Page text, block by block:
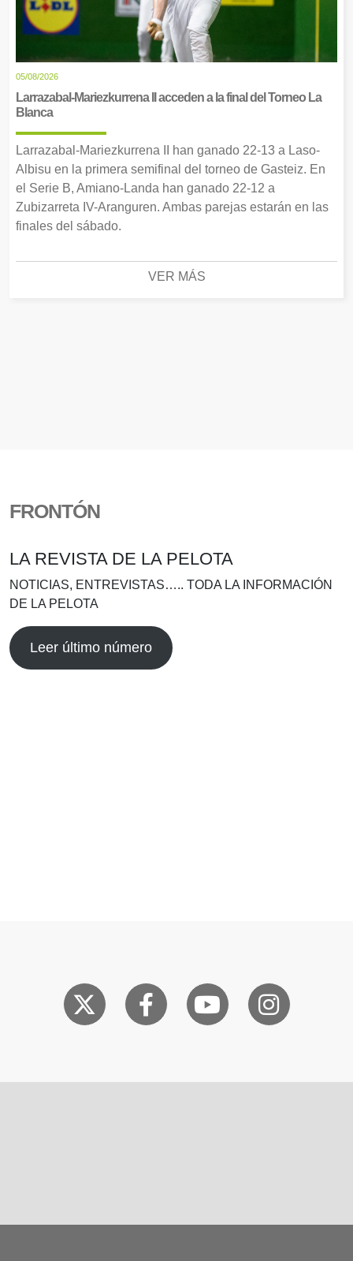
05/08/2026
Larrazabal-Mariezkurrena II acceden a la final del Torneo La
Blanca
Larrazabal-Mariezkurrena II han ganado 22-13 a Laso-
Albisu en la primera semifinal del torneo de Gasteiz. En
el Serie B, Amiano-Landa han ganado 22-12 a
Zubizarreta IV-Aranguren. Ambas parejas estarán en las
finales del sábado.
VER MÁS
FRONTÓN
LA REVISTA DE LA PELOTA
NOTICIAS, ENTREVISTAS….. TODA LA INFORMACIÓN
DE LA PELOTA
Leer último número